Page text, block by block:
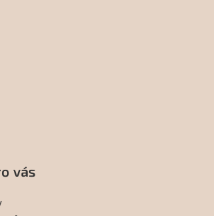
vás